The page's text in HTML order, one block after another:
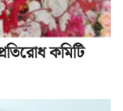
কমিটি